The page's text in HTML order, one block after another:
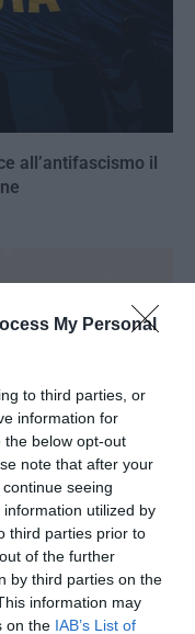
My Personal
to third parties, or
information for
the below opt-out
note that after your
seeing
utilized by
third parties prior to
of the further
by third parties on the
information may
on the IAB’s List of
all’antifascismo il
per parlare a
del Pd